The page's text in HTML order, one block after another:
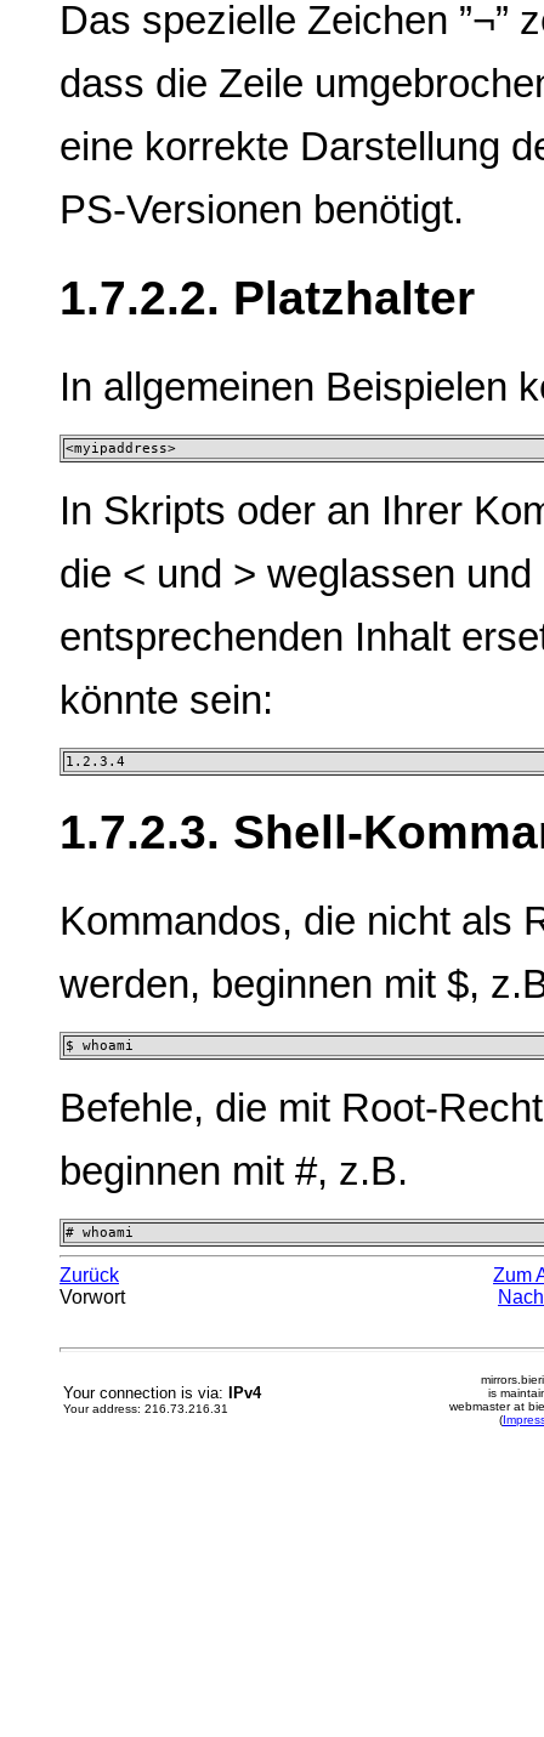
Das spezielle Zeichen ”¬”
dass die Zeile
eine korrekte Darstellung
PS-Versionen benötigt.
1.7.2.2. Platzhalter
In allgemeinen Beispielen
<myipaddress>
In Skripts oder an Ihrer
die < und > weglassen und
entsprechenden Inhalt
könnte sein:
1.2.3.4
1.7.2.3. Shell-
Kommandos, die nicht als
werden, beginnen mit $,
$ whoami
Befehle, die mit Root-
beginnen mit #, z.B.
# whoami
Zurück
Zum
Vorwort
Your connection is via: IPv4
Your address: 216.73.216.31
is
webmaster at
(